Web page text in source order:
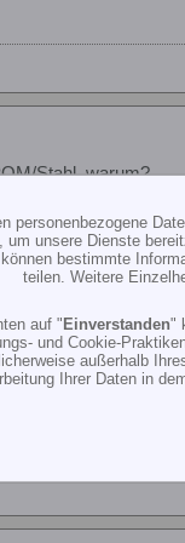
Stahl, warum?
gerne zum
Motor (klein)
kleine Ritzel aus
kleinen Zahnrad viel
personenbezogene
um unsere Dienste
bestimmte
teilen. Weitere
auf "Einverstanden"
und Cookie-
außerhalb
Ihrer Daten in